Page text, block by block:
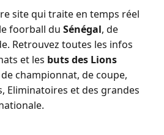
site qui traite en temps réel
foorball du Sénégal, de
Retrouvez toutes les infos
et les buts des Lions
championnat, de coupe,
Eliminatoires et des grandes